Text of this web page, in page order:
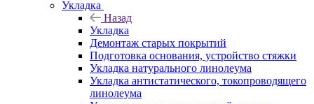
Укладка
Назад
Укладка
Демонтаж старых покрытий
Подготовка основания, устройство стяжки
Укладка натурального линолеума
Укладка антистатического, токопроводящего
линолеума